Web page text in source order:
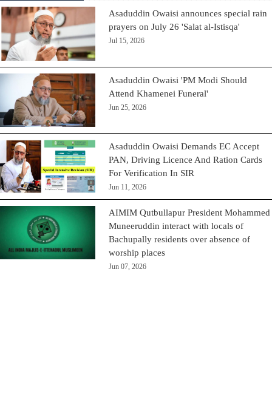
Asaduddin Owaisi announces special rain
prayers on July 26 'Salat al-Istisqa'
Jul 15, 2026
Asaduddin Owaisi 'PM Modi Should
Attend Khamenei Funeral'
Jun 25, 2026
Asaduddin Owaisi Demands EC Accept
PAN, Driving Licence And Ration Cards
For Verification In SIR
Jun 11, 2026
AIMIM Qutbullapur President Mohammed
Muneeruddin interact with locals of
Bachupally residents over absence of
worship places
Jun 07, 2026